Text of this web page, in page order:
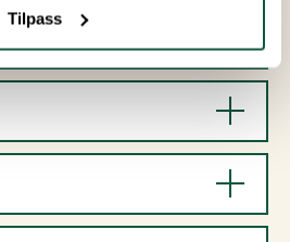
Tilpass